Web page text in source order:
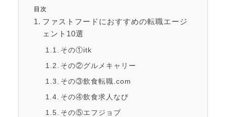
目次
ファストフードにおすすめの転職エージ
ェント10選
その①itk
その②グルメキャリー
その③飲食転職.com
その④飲食求人なび
その⑤エフジョブ